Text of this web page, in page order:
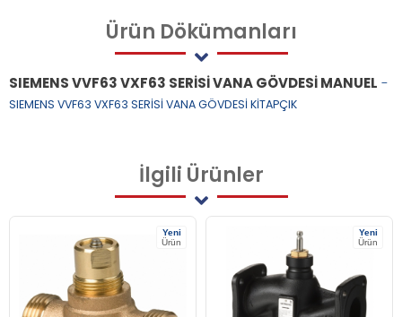
Ürün Dökümanları
SIEMENS VVF63 VXF63 SERİSİ VANA GÖVDESİ MANUEL -
SIEMENS VVF63 VXF63 SERİSİ VANA GÖVDESİ KİTAPÇIK
İlgili Ürünler
Yeni
Ürün
Yeni
Ürün